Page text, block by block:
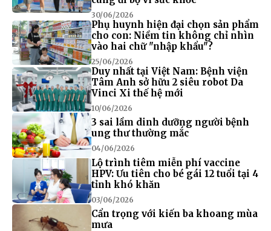
30/06/2026
Phụ huynh hiện đại chọn sản phẩm
cho con: Niềm tin không chỉ nhìn
vào hai chữ "nhập khẩu"?
25/06/2026
Duy nhất tại Việt Nam: Bệnh viện
Tâm Anh sở hữu 2 siêu robot Da
Vinci Xi thế hệ mới
10/06/2026
3 sai lầm dinh dưỡng người bệnh
ung thư thường mắc
04/06/2026
Lộ trình tiêm miễn phí vaccine
HPV: Ưu tiên cho bé gái 12 tuổi tại 4
tỉnh khó khăn
03/06/2026
Cẩn trọng với kiến ba khoang mùa
mưa